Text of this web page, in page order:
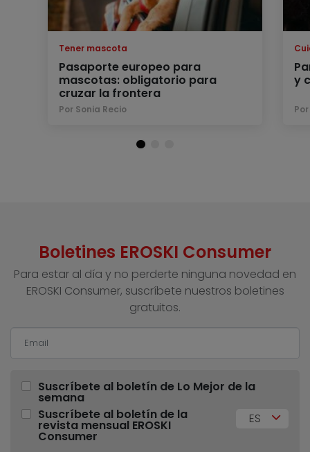
Tener mascota
Pasaporte europeo para
mascotas: obligatorio para
cruzar la frontera
Por Sonia Recio
y
Boletines EROSKI Consumer
Para estar al día y no perderte ninguna novedad en
EROSKI Consumer, suscríbete nuestros boletines
gratuitos.
Suscríbete al boletín de Lo Mejor de la
semana
Suscríbete al boletín de la
revista mensual EROSKI
Consumer
ES